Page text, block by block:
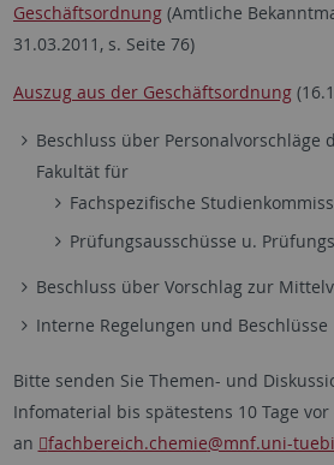
Geschäftsordnung(Amtliche
31.03.2011, s. Seite 76)
Auszug aus der Geschäftsordnung
Beschluss über Personalvorschläge
Fakultät für
Fachspezifische
Prüfungsausschüsse u.
Beschluss über Vorschlag zur
Interne Regelungen und Beschlüsse
Bitte senden Sie Themen- und
Infomaterial bis spätestens 10 Tage
an
fachbereich.chemie@mnf.uni-